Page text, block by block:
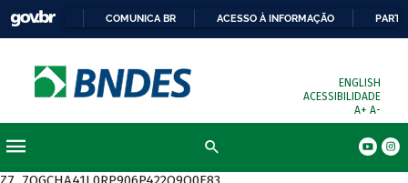
COMUNICA BR ACESSO À INFORMAÇÃO
ENGLISH
ACESSIBILIDADE
A+ A-